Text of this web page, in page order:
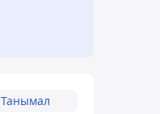
Танымал